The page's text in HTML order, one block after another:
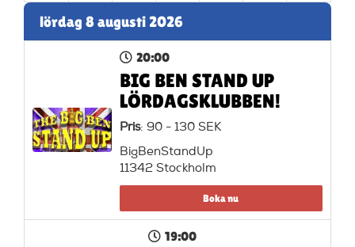
lördag 8 augusti 2026
20:00
BIG BEN STAND UP
LÖRDAGSKLUBBEN!
Pris: 90 - 130 SEK
BigBenStandUp
11342 Stockholm
Boka nu
19:00